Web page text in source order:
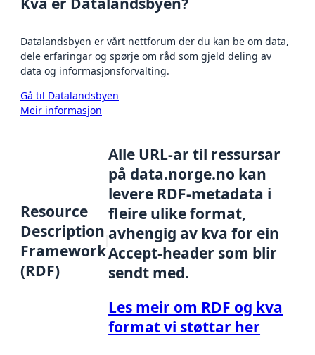
Datalandsbyen er vårt nettforum der du kan be om data,
dele erfaringar og spørje om råd som gjeld deling av
data og informasjonsforvalting.
Gå til Datalandsbyen
Meir informasjon
Resource
Description
Framework
(RDF)
Alle URL-ar til ressursar
på data.norge.no kan
levere RDF-metadata i
fleire ulike format,
avhengig av kva for ein
Accept-header som blir
sendt med.
Les meir om RDF og kva
format vi støttar her